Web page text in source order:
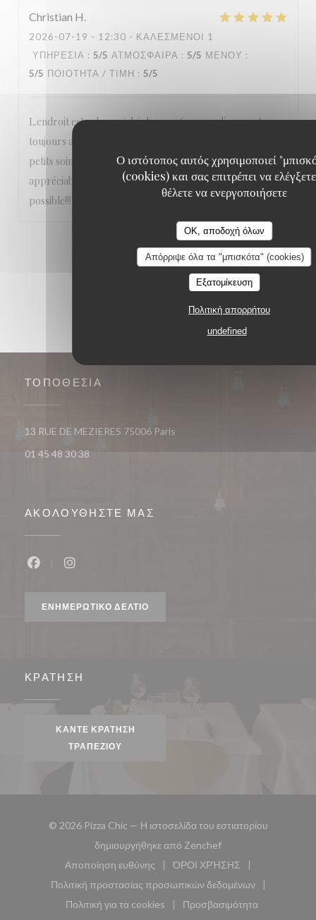
Ο ιστότοπος αυτός χρησιμοποιεί
(cookies) και σας επιτρέπει να ελέγξετε
θέλετε να ενεργοποιήσετε
OK, αποδοχή όλων
Απόρριψε όλα τα "μπισκότα" (cookies)
Εξατομίκευση
Πολιτική απορρήτου
undefined
Christian H
2026-07-19 - 12:30 - ΚΑΛΕΣΜΈΝΟΙ 1
ΥΠΗΡΕΣΊΑ : 5/5 ΑΤΜΌΣΦΑΙΡΑ : 5/5 ΜΕΝΟΎ :
5/5 ΠΟΙΌΤΗΤΑ / ΤΙΜΉ : 5/5
L.endroit est calme, niché dans un 6e arrondissement
toujours aussi agréable, le personnel est très sympa et aux
petits soins, les pizzas sont délicieuses et les vins très
appréciables On n’hésite pas à y retourner dès que
possible!!!
2 3
ΤΟΠΟΘΕΣΊΑ
13 RUE DE MEZIERES 75006 Paris
01 45 48 30 38
ΑΚΟΛΟΥΘΉΣΤΕ ΜΑΣ
ΕΝΗΜΕΡΩΤΙΚΌ ΔΕΛΤΊΟ
ΚΡΆΤΗΣΗ
ΚΆΝΤΕ ΚΡΆΤΗΣΗ
ΤΡΑΠΕΖΙΟΎ
© 2026 Pizza Chic — Η ιστοσελίδα του εστιατορίου
δημιουργήθηκε από Zenchef((ανοίγει σε νέο
Αποποίηση ευθύνης
((ανοίγει σε νέο παράθυρο))
ΌΡΟΙ ΧΡΉΣΗΣ
((ανοίγει σε νέο
Πολιτική προστασίας προσωπικών δεδομένων
((ανοίγει σε νέο παράθυρο))
Πολιτική για τα cookies
((ανοίγει σε νέο παράθυρο))
Προσβασιμότητα
((ανοίγει σε νέο